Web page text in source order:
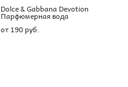
Dolce & Gabbana Devotion
Парфюмерная вода
от 190 pуб.